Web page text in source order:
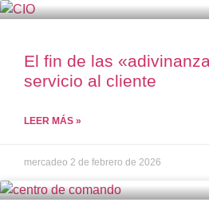
El fin de las
servicio al cliente
LEER MÁS »
mercadeo 2 de febrero de 2026